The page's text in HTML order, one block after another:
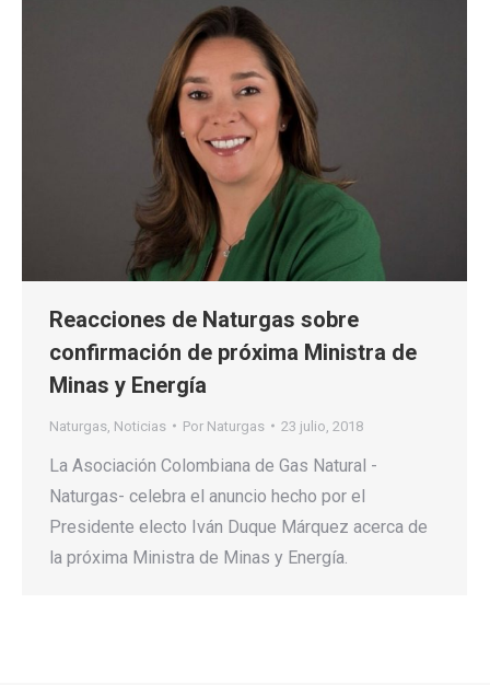
Reacciones de Naturgas sobre
confirmación de próxima Ministra de
Minas y Energía
Naturgas Noticias Por Naturgas 23 julio, 2018
La Asociación Colombiana de Gas Natural -
Naturgas- celebra el anuncio hecho por el
Presidente electo Iván Duque Márquez acerca de
la próxima Ministra de Minas y Energía.